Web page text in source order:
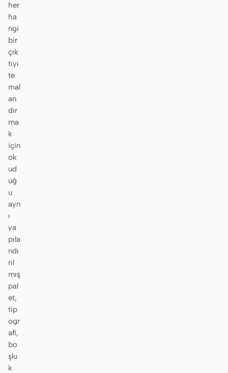
her
ha
ngi
bir
çık
tıyı
te
mal
an
dır
ma
k
için
ok
ud
uğ
u
ayn
ı
ya
pıla
ndı
rıl
mış
pal
et,
tip
ogr
afi,
bo
şlu
k